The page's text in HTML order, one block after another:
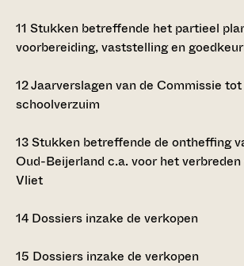
11 Stukken betreffende het partieel
voorbereiding, vaststelling en
12Jaarverslagen van de Commissie
schoolverzuim
13Stukken betreffende de ontheffing
Oud-Beijerland c.a. voor het
Vliet
14 Dossiers inzake de verkopen
15 Dossiers inzake de verkopen